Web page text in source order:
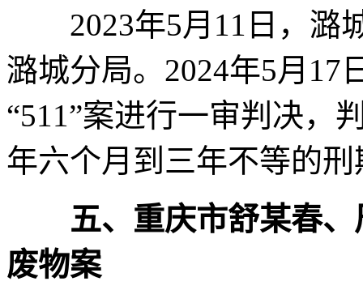
2023年5月11日，潞
潞城分局。2024年5月17
“511”案进行一审判决，
年六个月到三年不等的
五、重庆市舒某春
废物案